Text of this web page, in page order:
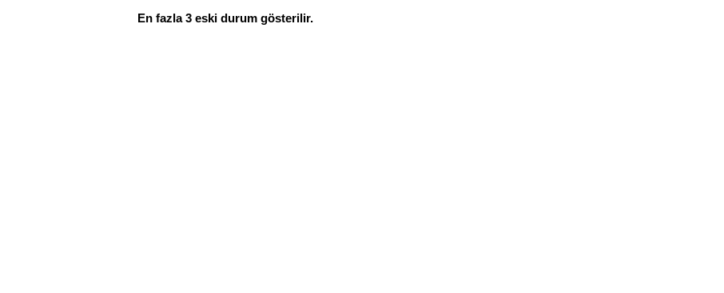
En fazla 3 eski durum gösterilir.